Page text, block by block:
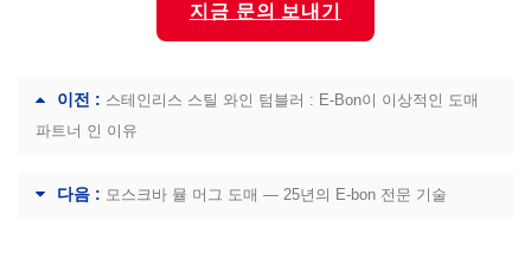
지금 문의 보내기
이전 : 스테인리스 스틸 와인 텀블러 : E-Bon이 이상적인 도매
파트너 인 이유
다음 : 모스크바 뮬 머그 도매 — 25년의 E-bon 전문 기술